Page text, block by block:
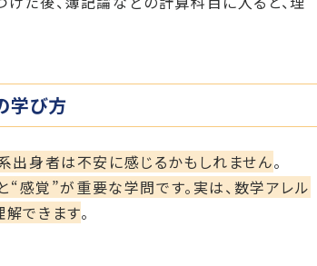
学び方
出身者は不安に感じるかもしれません。
感覚”が重要な学問です。実は、数学アレル
解できます。